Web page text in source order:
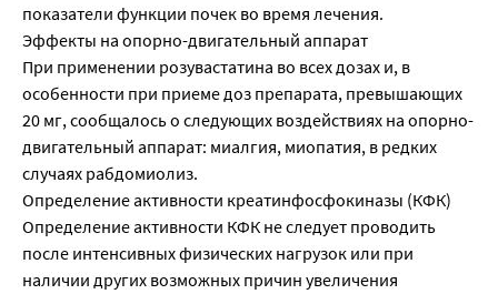
показатели функции почек во время лечения.
Эффекты на опорно-двигательный аппарат
При применении розувастатина во всех дозах и, в
особенности при приеме доз препарата, превышающих
20 мг, сообщалось о следующих воздействиях на опорно-
двигательный аппарат: миалгия, миопатия, в редких
случаях рабдомиолиз.
Определение активности креатинфосфокиназы (КФК)
Определение активности КФК не следует проводить
после интенсивных физических нагрузок или при
наличии других возможных причин увеличения